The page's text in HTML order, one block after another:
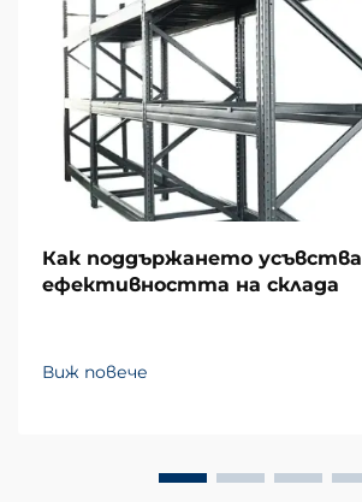
Как поддържането усъвства
ефективността на склада
Виж повече